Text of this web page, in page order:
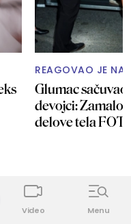
REAGOVAO JE NA
Glumac
devojci: Zamalo
delove tela
Video Menu